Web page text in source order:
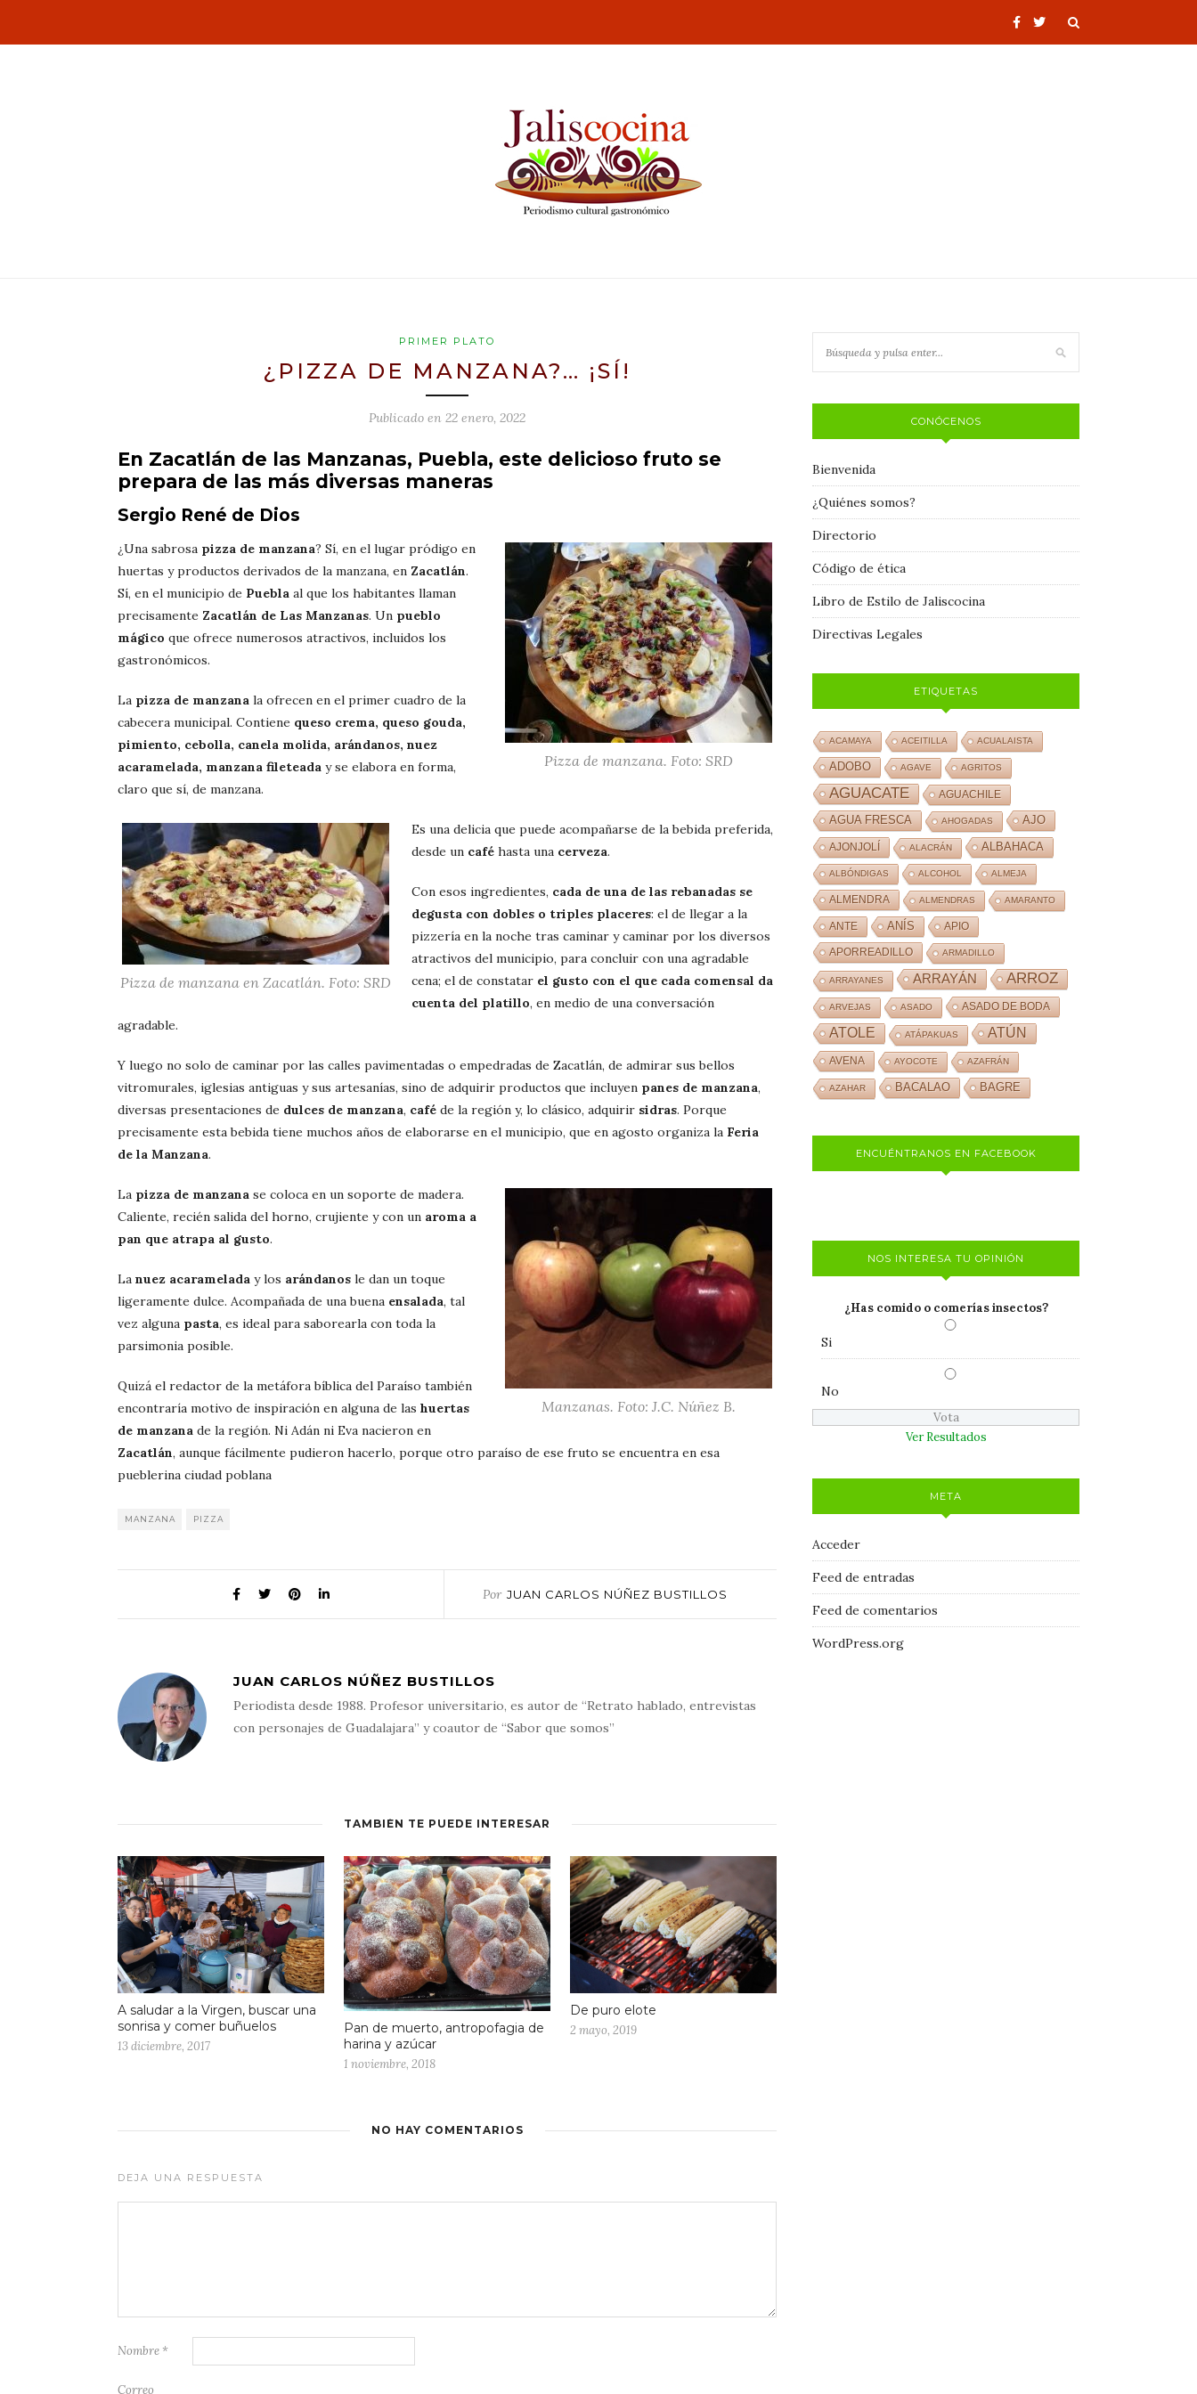
PRIMER PLATO
¿PIZZA DE MANZANA?… ¡SÍ!
Publicado en 22 enero, 2022
En Zacatlán de las Manzanas, Puebla, este delicioso fruto se
prepara de las más diversas maneras
Sergio René de Dios
Pizza de manzana. Foto: SRD
¿Una sabrosa pizza de manzana? Sí, en el lugar pródigo en
huertas y productos derivados de la manzana, en Zacatlán.
Sí, en el municipio de Puebla al que los habitantes llaman
precisamente Zacatlán de Las Manzanas. Un pueblo
mágico que ofrece numerosos atractivos, incluidos los
gastronómicos.
La pizza de manzana la ofrecen en el primer cuadro de la
cabecera municipal. Contiene queso crema, queso gouda,
pimiento, cebolla, canela molida, arándanos, nuez
acaramelada, manzana fileteada y se elabora en forma,
claro que sí, de manzana.
Pizza de manzana en Zacatlán. Foto: SRD
Es una delicia que puede acompañarse de la bebida preferida,
desde un café hasta una cerveza.
Con esos ingredientes, cada de una de las rebanadas se
degusta con dobles o triples placeres: el de llegar a la
pizzería en la noche tras caminar y caminar por los diversos
atractivos del municipio, para concluir con una agradable
cena; el de constatar el gusto con el que cada comensal da
cuenta del platillo, en medio de una conversación
agradable.
Y luego no solo de caminar por las calles pavimentadas o empedradas de Zacatlán, de admirar sus bellos
vitromurales, iglesias antiguas y sus artesanías, sino de adquirir productos que incluyen panes de manzana,
diversas presentaciones de dulces de manzana, café de la región y, lo clásico, adquirir sidras. Porque
precisamente esta bebida tiene muchos años de elaborarse en el municipio, que en agosto organiza la Feria
de la Manzana.
Manzanas. Foto: J.C. Núñez B.
La pizza de manzana se coloca en un soporte de madera.
Caliente, recién salida del horno, crujiente y con un aroma a
pan que atrapa al gusto.
La nuez acaramelada y los arándanos le dan un toque
ligeramente dulce. Acompañada de una buena ensalada, tal
vez alguna pasta, es ideal para saborearla con toda la
parsimonia posible.
Quizá el redactor de la metáfora bíblica del Paraíso también
encontraría motivo de inspiración en alguna de las huertas
de manzana de la región. Ni Adán ni Eva nacieron en
Zacatlán, aunque fácilmente pudieron hacerlo, porque otro paraíso de ese fruto se encuentra en esa
pueblerina ciudad poblana
MANZANA PIZZA
Por JUAN CARLOS NÚÑEZ BUSTILLOS
JUAN CARLOS NÚÑEZ BUSTILLOS
Periodista desde 1988. Profesor universitario, es autor de “Retrato hablado, entrevistas
con personajes de Guadalajara” y coautor de “Sabor que somos”
TAMBIÉN TE PUEDE INTERESAR
A saludar a la Virgen, buscar una
sonrisa y comer buñuelos
13 diciembre, 2017
Pan de muerto, antropofagia de
harina y azúcar
1 noviembre, 2018
De puro elote
2 mayo, 2019
NO HAY COMENTARIOS
DEJA UNA RESPUESTA
Nombre *
Correo
CONÓCENOS
Bienvenida
¿Quiénes somos?
Directorio
Código de ética
Libro de Estilo de Jaliscocina
Directivas Legales
ETIQUETAS
ACAMAYA ACEITILLA ACUALAISTA
ADOBO AGAVE AGRITOS
AGUACATE AGUACHILE
AGUA FRESCA AHOGADAS AJO
AJONJOLÍ ALACRÁN ALBAHACA
ALBÓNDIGAS ALCOHOL ALMEJA
ALMENDRA ALMENDRAS AMARANTO
ANTE ANÍS APIO
APORREADILLO ARMADILLO
ARRAYANES ARRAYÁN ARROZ
ARVEJAS ASADO ASADO DE BODA
ATOLE ATÁPAKUAS ATÚN
AVENA AYOCOTE AZAFRÁN
AZAHAR BACALAO BAGRE
ENCUÉNTRANOS EN FACEBOOK
NOS INTERESA TU OPINIÓN
¿Has comido o comerías insectos?
Si
No
Ver Resultados
META
Acceder
Feed de entradas
Feed de comentarios
WordPress.org